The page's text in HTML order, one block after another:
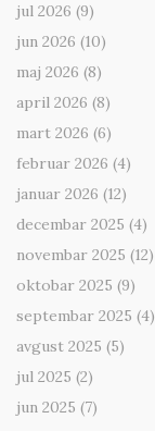
jul 2026 (9)
jun 2026 (10)
maj 2026 (8)
april 2026 (8)
mart 2026 (6)
februar 2026 (4)
januar 2026 (12)
decembar 2025 (4)
novembar 2025 (12)
oktobar 2025 (9)
septembar 2025 (4)
avgust 2025 (5)
jul 2025 (2)
jun 2025 (7)